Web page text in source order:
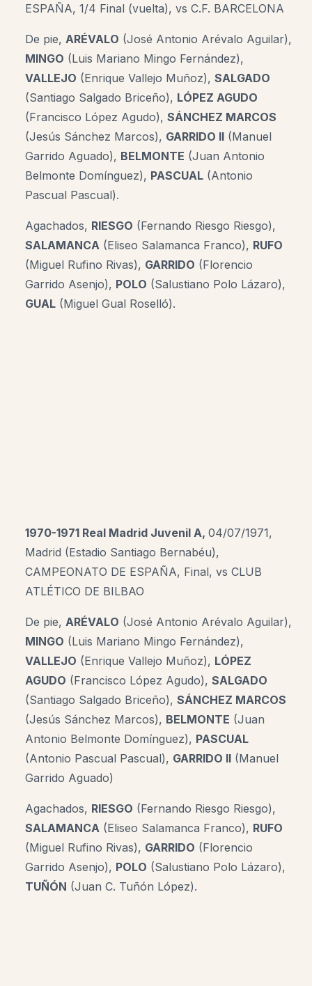
ESPAÑA, 1/4 Final (vuelta), vs C.F. BARCELONA
De pie, ARÉVALO (José Antonio Arévalo Aguilar),
MINGO (Luis Mariano Mingo Fernández),
VALLEJO (Enrique Vallejo Muñoz), SALGADO
(Santiago Salgado Briceño), LÓPEZ AGUDO
(Francisco López Agudo), SÁNCHEZ MARCOS
(Jesús Sánchez Marcos), GARRIDO II (Manuel
Garrido Aguado), BELMONTE (Juan Antonio
Belmonte Domínguez), PASCUAL (Antonio
Pascual Pascual).
Agachados, RIESGO (Fernando Riesgo Riesgo),
SALAMANCA (Eliseo Salamanca Franco), RUFO
(Miguel Rufino Rivas), GARRIDO (Florencio
Garrido Asenjo), POLO (Salustiano Polo Lázaro),
GUAL (Miguel Gual Roselló).
1970-1971 Real Madrid Juvenil A, 04/07/1971,
Madrid (Estadio Santiago Bernabéu),
CAMPEONATO DE ESPAÑA, Final, vs CLUB
ATLÉTICO DE BILBAO
De pie, ARÉVALO (José Antonio Arévalo Aguilar),
MINGO (Luis Mariano Mingo Fernández),
VALLEJO (Enrique Vallejo Muñoz), LÓPEZ
AGUDO (Francisco López Agudo), SALGADO
(Santiago Salgado Briceño), SÁNCHEZ MARCOS
(Jesús Sánchez Marcos), BELMONTE (Juan
Antonio Belmonte Domínguez), PASCUAL
(Antonio Pascual Pascual), GARRIDO II (Manuel
Garrido Aguado)
Agachados, RIESGO (Fernando Riesgo Riesgo),
SALAMANCA (Eliseo Salamanca Franco), RUFO
(Miguel Rufino Rivas), GARRIDO (Florencio
Garrido Asenjo), POLO (Salustiano Polo Lázaro),
TUÑÓN (Juan C. Tuñón López).